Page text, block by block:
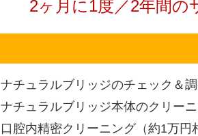
2ヶ月に1度／2年間
ナチュラルブリッジのチェック＆
ナチュラルブリッジ本体のクリー
口腔内精密クリーニング（約1万円